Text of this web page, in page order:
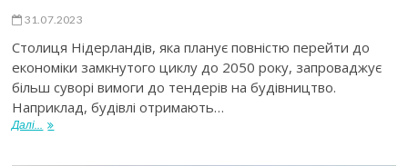
31.07.2023
Столиця Нідерландів, яка планує повністю перейти до
економіки замкнутого циклу до 2050 року, запроваджує
більш суворі вимоги до тендерів на будівництво.
Наприклад, будівлі отримають…
Далі...